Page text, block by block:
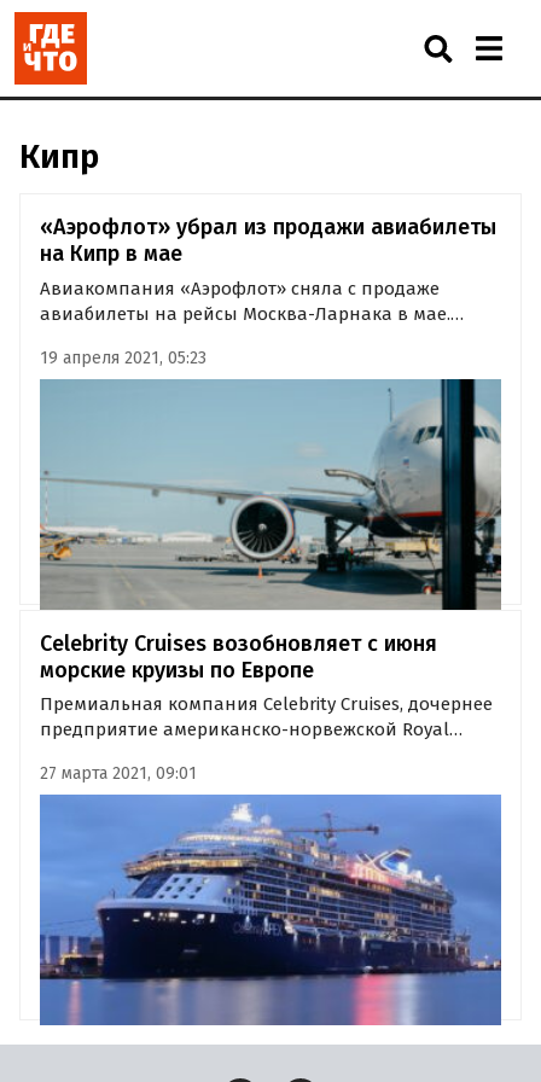
Кипр
«Аэрофлот» убрал из продажи авиабилеты
на Кипр в мае
Авиакомпания «Аэрофлот» сняла с продаже
авиабилеты на рейсы Москва-Ларнака в мае.
России на Кипр будет выполнен 28 апреля,
последний доступный в системе бронирования
19 апреля 2021, 05:23
Celebrity Cruises возобновляет с июня
морские круизы по Европе
Премиальная компания Celebrity Cruises, дочернее
предприятие американско-норвежской Royal
круизов по Европе.
27 марта 2021, 09:01